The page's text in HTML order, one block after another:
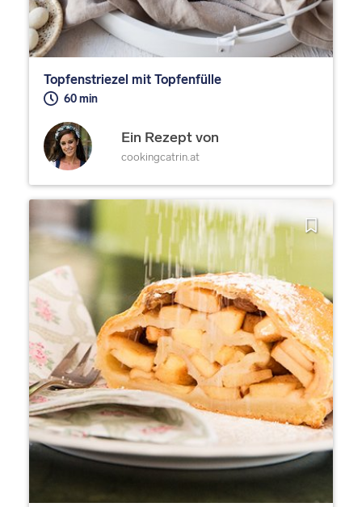
Topfenstriezel mit Topfenfülle
60 min
Ein Rezept von
cookingcatrin.at